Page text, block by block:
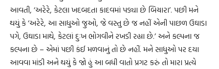
આવતી, ‘અરેરે, કેટલા ખદબદતા કાદવમાં પડ્યા છે બિચારા’. પછી મને
થયું કે ‘અરેરે, આ સાધુઓ જુઓ, જે વસ્તુ છે જ નહીં એની પાછળ ઉઘાડા
પગે, ઉઘાડા માથે, કેટલાં દુઃખ ભોગવીને રખડી રહ્યા છે.’ અને કલ્પના જ
કલ્પના છે – એમાં પછી કંઈ મળવાનું તો છે નહીં. મને સાધુઓ પર દયા
આવવા માંડી અને થયું કે જો હું આ બધી વાતો પ્રગટ કરું તો મારા પ્રત્યે